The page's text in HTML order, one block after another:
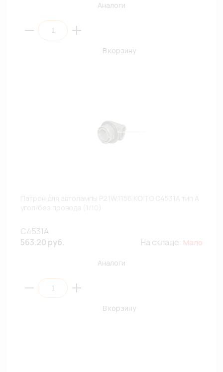
Аналоги
В корзину
C4531A
563.20 руб.
На складе: Мало
Аналоги
В корзину